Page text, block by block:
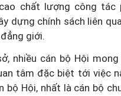
chất lượng công tác
dựng chính sách liên
giới.
nhiều cán bộ Hội
tâm đặc biệt tới việc
bộ Hội, nhất là cán bộ